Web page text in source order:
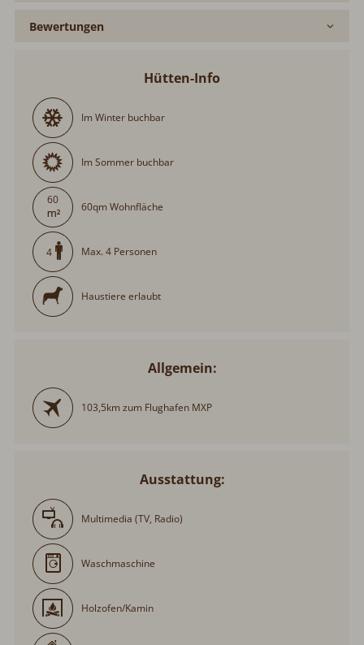
Bewertungen
Hütten-Info
Im Winter buchbar
Im Sommer buchbar
60
60qm Wohnfläche
4 Max. 4 Personen
Haustiere erlaubt
Allgemein:
103,5km zum Flughafen MXP
Ausstattung:
Multimedia (TV, Radio)
Waschmaschine
Holzofen/Kamin